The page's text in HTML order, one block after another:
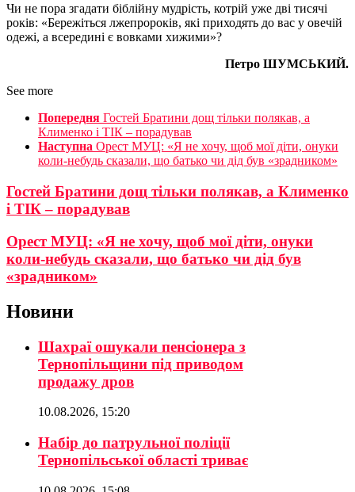
Чи не пора згадати біблійну мудрість, котрій уже дві тисячі
років: «Бережіться лжепророків, які приходять до вас у овечій
одежі, а всередині є вовками хижими»?
Петро ШУМСЬКИЙ.
See more
Попередня Гостей Братини дощ тільки полякав, а
Клименко і ТІК – порадував
Наступна Орест МУЦ: «Я не хочу, щоб мої діти, онуки
коли-небудь сказали, що батько чи дід був «зрадником»
Гостей Братини дощ тільки полякав, а Клименко
і ТІК – порадував
Орест МУЦ: «Я не хочу, щоб мої діти, онуки
коли-небудь сказали, що батько чи дід був
«зрадником»
Новини
Шахраї ошукали пенсіонера з
Тернопільщини під приводом
продажу дров
10.08.2026, 15:20
Набір до патрульної поліції
Тернопільської області триває